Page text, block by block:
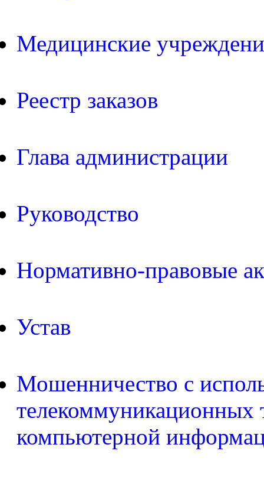
Медицинские
Реестр заказов
Глава администрации
Руководство
Нормативно-правовые
Устав
Мошенничество с
телекоммуникационных
компьютерной